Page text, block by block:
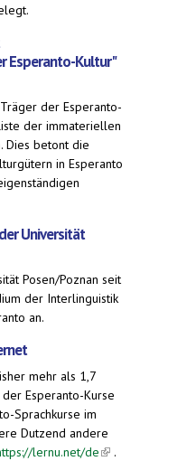
Esperanto-Kultur"
der Esperanto-
der immateriellen
Dies betont die
in Esperanto
Universität
Posen/Poznan seit
der Interlinguistik
an.
mehr als 1,7
Esperanto-Kurse
Sprachkurse im
Dutzend andere
lernu.net/de(link is
.